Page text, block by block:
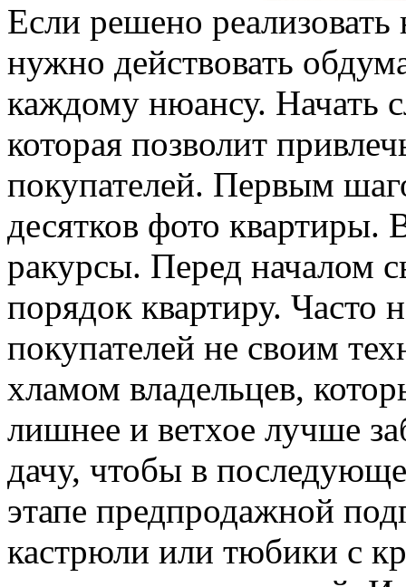
Если решено
нужно действовать
каждому нюансу. Начать
которая позволит
покупателей. Первым
десятков фото квартиры.
ракурсы. Перед началом
порядок квартиру. Часто
покупателей не своим
хламом владельцев,
лишнее и ветхое лучше
дачу, чтобы в
этапе предпродажной
кастрюли или тюбики с